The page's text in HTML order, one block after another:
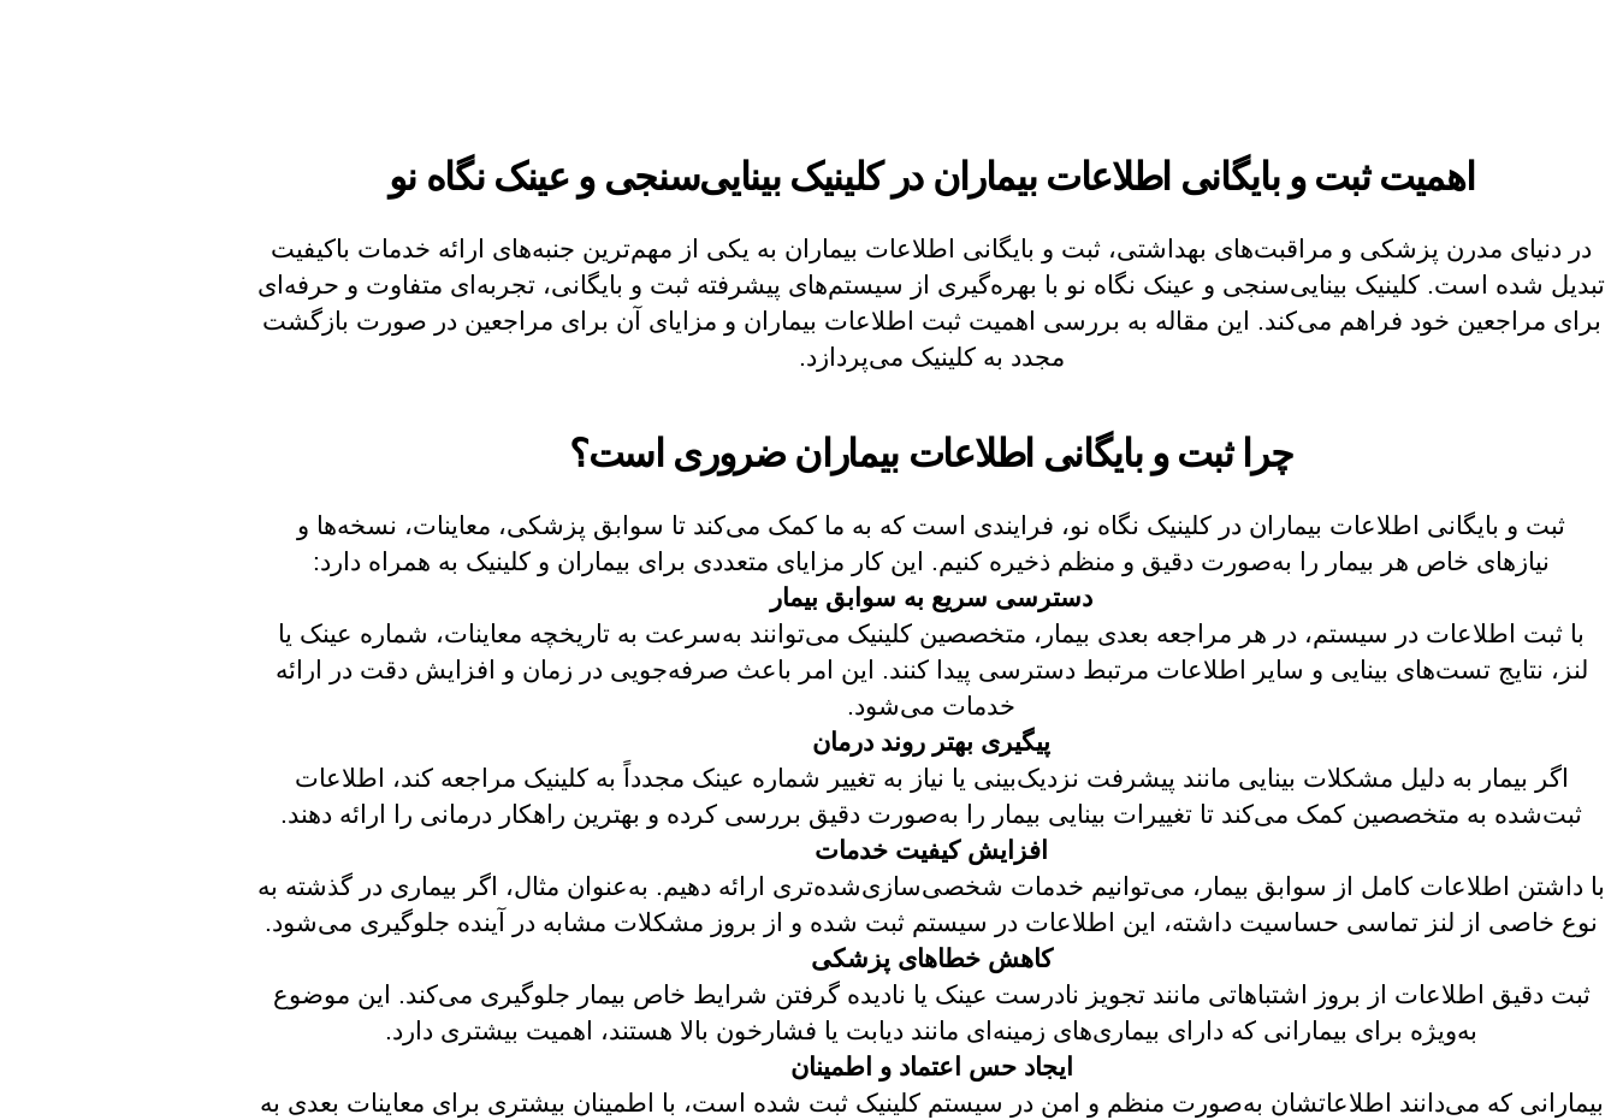
اهمیت ثبت و بایگانی اطلاعات بیماران در کلینیک بینایی‌سنجی و عینک نگاه نو
در دنیای مدرن پزشکی و مراقبت‌های بهداشتی، ثبت و بایگانی اطلاعات بیماران به یکی از مهم‌ترین جنبه‌های ارائه خدمات باکیفیت
تبدیل شده است. کلینیک بینایی‌سنجی و عینک نگاه نو با بهره‌گیری از سیستم‌های پیشرفته ثبت و بایگانی، تجربه‌ای متفاوت و حرفه‌ای
برای مراجعین خود فراهم می‌کند. این مقاله به بررسی اهمیت ثبت اطلاعات بیماران و مزایای آن برای مراجعین در صورت بازگشت
مجدد به کلینیک می‌پردازد.
چرا ثبت و بایگانی اطلاعات بیماران ضروری است؟
ثبت و بایگانی اطلاعات بیماران در کلینیک نگاه نو، فرایندی است که به ما کمک می‌کند تا سوابق پزشکی، معاینات، نسخه‌ها و
نیازهای خاص هر بیمار را به‌صورت دقیق و منظم ذخیره کنیم. این کار مزایای متعددی برای بیماران و کلینیک به همراه دارد:
دسترسی سریع به سوابق بیمار
با ثبت اطلاعات در سیستم، در هر مراجعه بعدی بیمار، متخصصین کلینیک می‌توانند به‌سرعت به تاریخچه معاینات، شماره عینک یا
لنز، نتایج تست‌های بینایی و سایر اطلاعات مرتبط دسترسی پیدا کنند. این امر باعث صرفه‌جویی در زمان و افزایش دقت در ارائه
خدمات می‌شود.
پیگیری بهتر روند درمان
اگر بیمار به دلیل مشکلات بینایی مانند پیشرفت نزدیک‌بینی یا نیاز به تغییر شماره عینک مجدداً به کلینیک مراجعه کند، اطلاعات
ثبت‌شده به متخصصین کمک می‌کند تا تغییرات بینایی بیمار را به‌صورت دقیق بررسی کرده و بهترین راهکار درمانی را ارائه دهند.
افزایش کیفیت خدمات
با داشتن اطلاعات کامل از سوابق بیمار، می‌توانیم خدمات شخصی‌سازی‌شده‌تری ارائه دهیم. به‌عنوان مثال، اگر بیماری در گذشته به
نوع خاصی از لنز تماسی حساسیت داشته، این اطلاعات در سیستم ثبت شده و از بروز مشکلات مشابه در آینده جلوگیری می‌شود.
کاهش خطاهای پزشکی
ثبت دقیق اطلاعات از بروز اشتباهاتی مانند تجویز نادرست عینک یا نادیده گرفتن شرایط خاص بیمار جلوگیری می‌کند. این موضوع
به‌ویژه برای بیمارانی که دارای بیماری‌های زمینه‌ای مانند دیابت یا فشارخون بالا هستند، اهمیت بیشتری دارد.
ایجاد حس اعتماد و اطمینان
بیمارانی که می‌دانند اطلاعاتشان به‌صورت منظم و امن در سیستم کلینیک ثبت شده است، با اطمینان بیشتری برای معاینات بعدی به